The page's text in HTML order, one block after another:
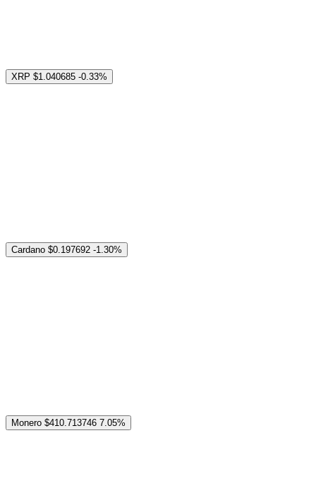
XRP $1.040685 -0.33%
Cardano $0.197692 -1.30%
Monero $410.713746 7.05%